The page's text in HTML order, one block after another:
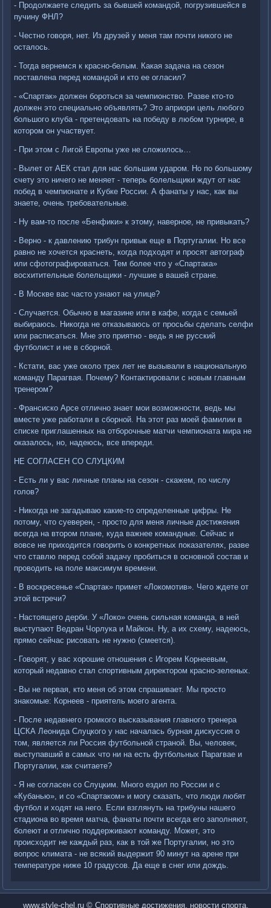
- Продолжаете следить за бывшей командой, погрузившейся в
пучину ФНЛ?
- Честно говоря, нет. Из друзей у меня там почти никого не
осталось.
- Тогда вернемся к красно-белым. Какая задача на сезон
поставлена перед командой и кто ее огласил?
- «Спартак» должен бороться за чемпионство. Разве кто-то
должен это специально объявлять? Это априори цель любого
большого клуба - претендовать на победу в любом турнире, в
котором он участвует.
- При этом с Лигой Европы уже не сложилось…
- Вылет от АЕК стал для нас большим ударом. Но по большому
счету это ничего не меняет - теперь болельщики ждут от нас
побед в чемпионате и Кубке России. А фанаты у нас, как вы
знаете, очень требовательные.
- Ну вам-то после «Бенфики» к этому, наверное, не привыкать?
- Верно - к давлению трибун привык еще в Португалии. Но все
равно не хочется краснеть, когда подходят и просят автограф
или сфотографироваться. Тем более что у «Спартака»
восхитительные болельщики - лучшие в вашей стране.
- В Москве вас часто узнают на улице?
- Случается. Обычно в магазине или в кафе, когда с семьей
выбираюсь. Никогда не отказываюсь от просьбы сделать селфи
или расписаться. Мне это приятно - ведь я не русский
футболист и не в сборной.
- Кстати, вас уже около трех лет не вызывали в национальную
команду Парагвая. Почему? Контактировали с новым главным
тренером?
- Франсиско Арсе отлично знает мои возможности, ведь мы
вместе уже работали в сборной. На этот раз моей фамилии в
списке приглашенных на отборочные матчи чемпионата мира не
оказалось, но, надеюсь, все впереди.
НЕ СОГЛАСЕН СО СЛУЦКИМ
- Есть ли у вас личные планы на сезон - скажем, по числу
голов?
- Никогда не загадываю какие-то определенные цифры. Не
потому, что суеверен, - просто для меня личные достижения
всегда на втором плане, куда важнее командные. Сейчас и
вовсе не приходится говорить о конкретных показателях, разве
что ставлю перед собой задачу пробиться в основной состав и
проводить на поле максимум времени.
- В воскресенье «Спартак» примет «Локомотив». Чего ждете от
этой встречи?
- Настоящего дерби. У «Локо» очень сильная команда, в ней
выступают Ведран Чорлука и Майкон. Ну, а их схему, надеюсь,
прямо сейчас рисовать не нужно (смеется).
- Говорят, у вас хорошие отношения с Игорем Корнеевым,
который недавно стал спортивным директором красно-зеленых.
- Вы не первая, кто меня об этом спрашивает. Мы просто
знакомые: Корнеев - приятель моего агента.
- После недавнего громкого высказывания главного тренера
ЦСКА Леонида Слуцкого у нас началась бурная дискуссия о
том, является ли Россия футбольной страной. Вы, человек,
выступавший в самых что ни на есть футбольных Парагвае и
Португалии, как считаете?
- Я не согласен со Слуцким. Много ездил по России и с
«Кубанью», и со «Спартаком» и могу сказать, что люди любят
футбол и ходят на него. Если взглянуть на трибуны нашего
стадиона во время матча, фанаты почти всегда его заполняют,
болеют и отлично поддерживают команду. Может, это
происходит не каждый раз, как в той же Португалии, но это
вопрос климата - не всякий выдержит 90 минут на арене при
температуре ниже 10 градусов. Да еще в снег или дождь.
www.style-chel.ru © Спортивные достижения, новости спорта.